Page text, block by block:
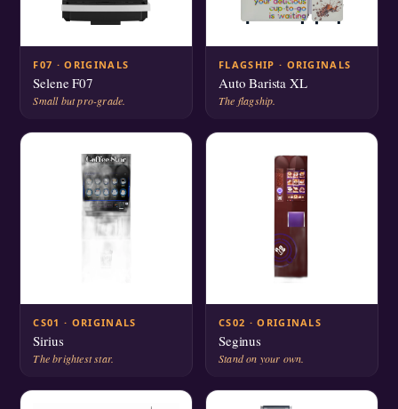
F07 · ORIGINALS
Selene F07
Small but pro-grade.
FLAGSHIP · ORIGINALS
Auto Barista XL
The flagship.
CS01 · ORIGINALS
Sirius
The brightest star.
CS02 · ORIGINALS
Seginus
Stand on your own.